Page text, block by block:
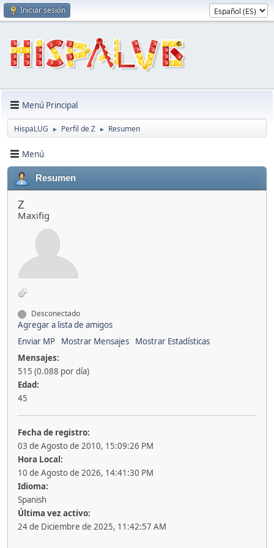
Iniciar sesión
Menú Principal
HispaLUG ► Perfil de Z ► Resumen
Menú
Resumen
Z
Maxifig
Desconectado
Agregar a lista de amigos
Enviar MP
Mostrar Mensajes
Mostrar Estadísticas
Mensajes:
515 (0.088 por día)
Edad:
45
Fecha de registro:
03 de Agosto de 2010, 15:09:26 PM
Hora Local:
10 de Agosto de 2026, 14:41:30 PM
Idioma:
Spanish
Última vez activo:
24 de Diciembre de 2025, 11:42:57 AM